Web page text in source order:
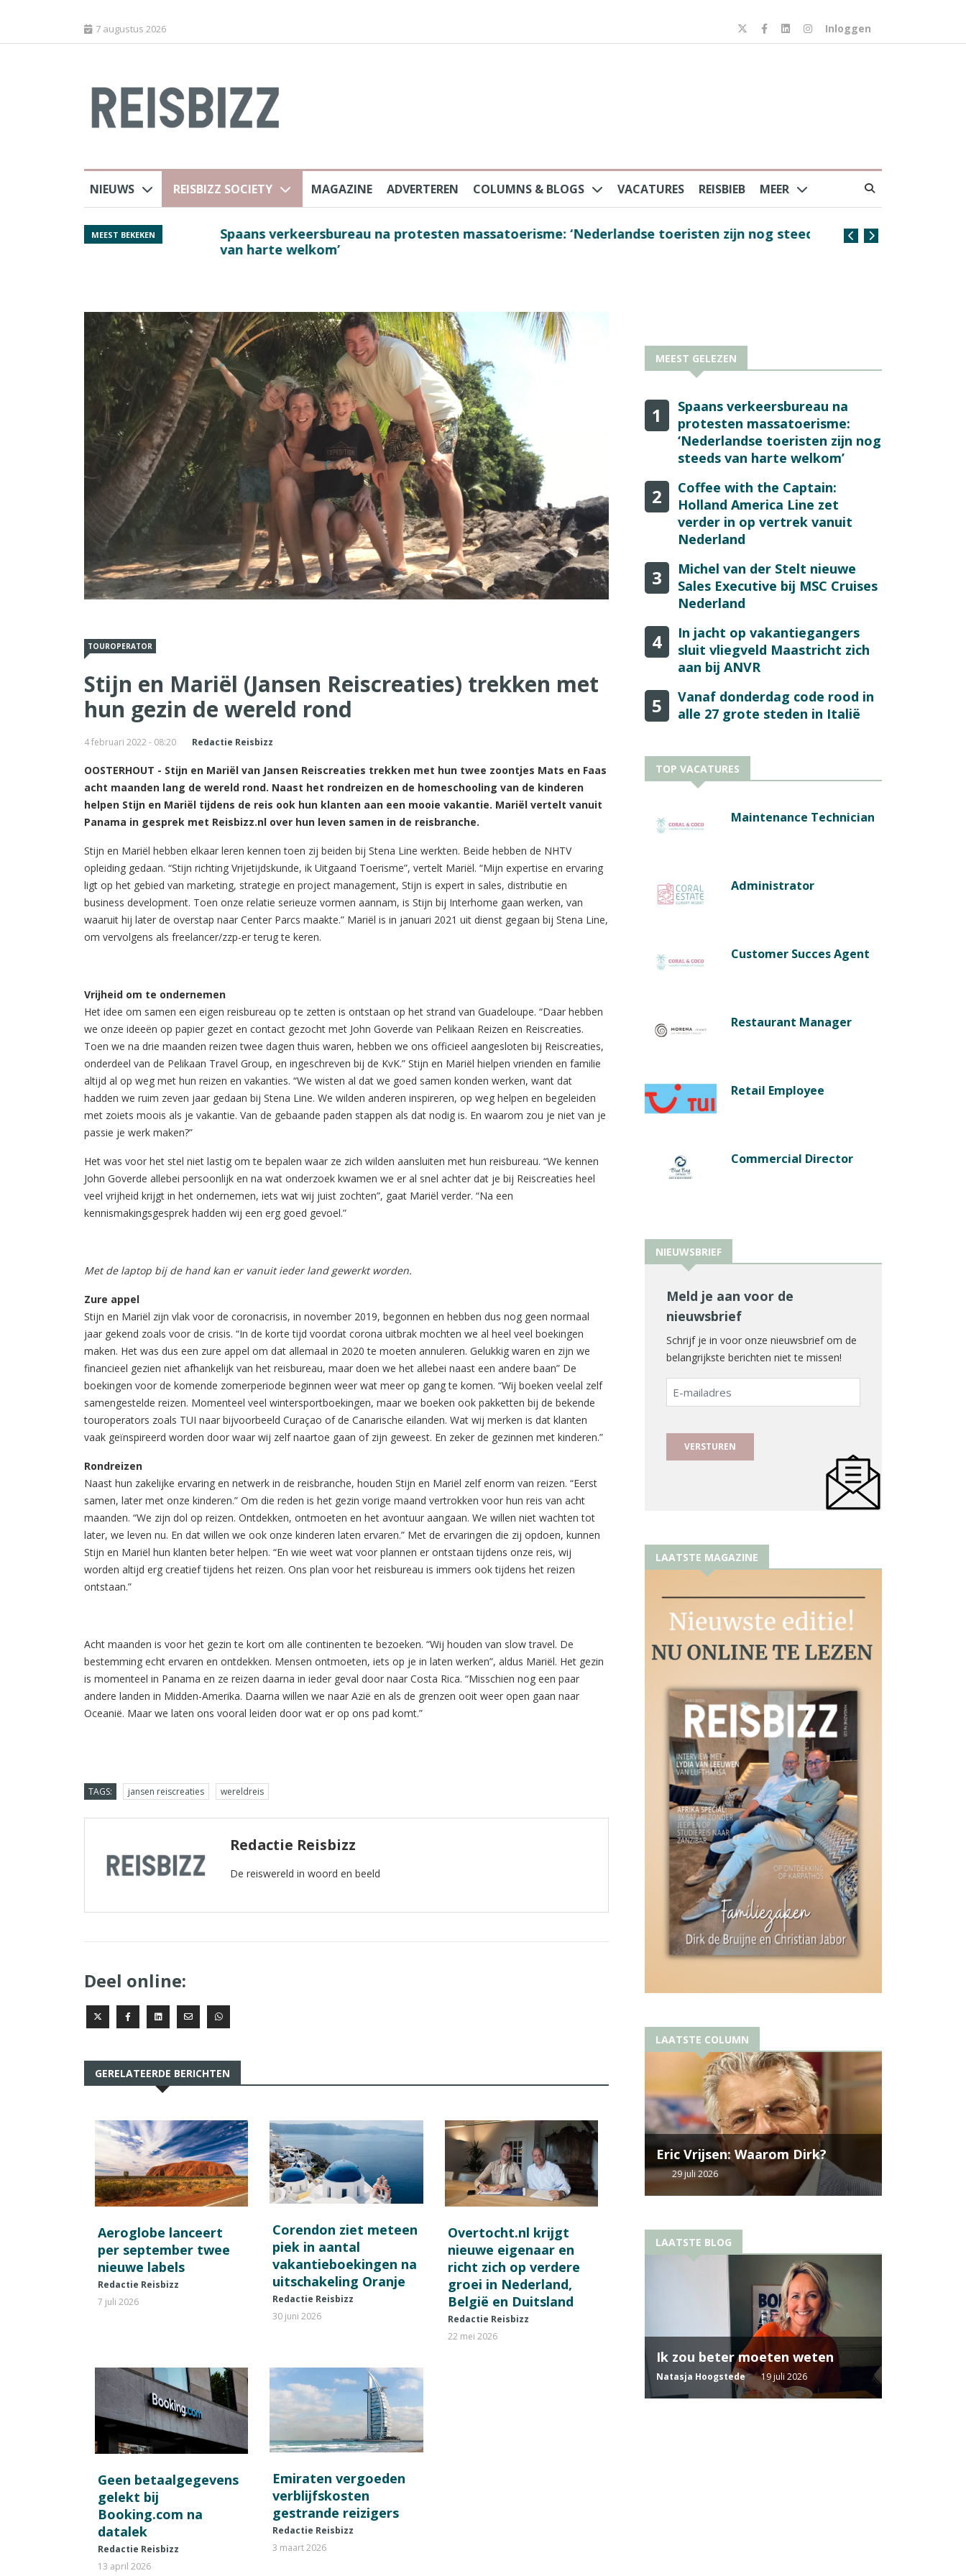
7 augustus 2026 Inloggen
NIEUWS REISBIZZ SOCIETY MAGAZINE ADVERTEREN COLUMNS & BLOGS VACATURES REISBIEB MEER
MEEST BEKEKEN
Spaans verkeersbureau na protesten massatoerisme: ‘Nederlandse toeristen zijn nog steeds
van harte welkom’
Coffee with the
TOUROPERATOR
Stijn en Mariël (Jansen Reiscreaties) trekken met
hun gezin de wereld rond
4 februari 2022 - 08:20 Redactie Reisbizz
OOSTERHOUT - Stijn en Mariël van Jansen Reiscreaties trekken met hun twee zoontjes Mats en Faas
acht maanden lang de wereld rond. Naast het rondreizen en de homeschooling van de kinderen
helpen Stijn en Mariël tijdens de reis ook hun klanten aan een mooie vakantie. Mariël vertelt vanuit
Panama in gesprek met Reisbizz.nl over hun leven samen in de reisbranche.
Stijn en Mariël hebben elkaar leren kennen toen zij beiden bij Stena Line werkten. Beide hebben de NHTV
opleiding gedaan. “Stijn richting Vrijetijdskunde, ik Uitgaand Toerisme”, vertelt Mariël. “Mijn expertise en ervaring
ligt op het gebied van marketing, strategie en project management, Stijn is expert in sales, distributie en
business development. Toen onze relatie serieuze vormen aannam, is Stijn bij Interhome gaan werken, van
waaruit hij later de overstap naar Center Parcs maakte.” Mariël is in januari 2021 uit dienst gegaan bij Stena Line,
om vervolgens als freelancer/zzp-er terug te keren.
Vrijheid om te ondernemen
Het idee om samen een eigen reisbureau op te zetten is ontstaan op het strand van Guadeloupe. “Daar hebben
we onze ideeën op papier gezet en contact gezocht met John Goverde van Pelikaan Reizen en Reiscreaties.
Toen we na drie maanden reizen twee dagen thuis waren, hebben we ons officieel aangesloten bij Reiscreaties,
onderdeel van de Pelikaan Travel Group, en ingeschreven bij de KvK.” Stijn en Mariël hielpen vrienden en familie
altijd al op weg met hun reizen en vakanties. “We wisten al dat we goed samen konden werken, want dat
hadden we ruim zeven jaar gedaan bij Stena Line. We wilden anderen inspireren, op weg helpen en begeleiden
met zoiets moois als je vakantie. Van de gebaande paden stappen als dat nodig is. En waarom zou je niet van je
passie je werk maken?”
Het was voor het stel niet lastig om te bepalen waar ze zich wilden aansluiten met hun reisbureau. “We kennen
John Goverde allebei persoonlijk en na wat onderzoek kwamen we er al snel achter dat je bij Reiscreaties heel
veel vrijheid krijgt in het ondernemen, iets wat wij juist zochten”, gaat Mariël verder. “Na een
kennismakingsgesprek hadden wij een erg goed gevoel.”
Met de laptop bij de hand kan er vanuit ieder land gewerkt worden.
Zure appel
Stijn en Mariël zijn vlak voor de coronacrisis, in november 2019, begonnen en hebben dus nog geen normaal
jaar gekend zoals voor de crisis. “In de korte tijd voordat corona uitbrak mochten we al heel veel boekingen
maken. Het was dus een zure appel om dat allemaal in 2020 te moeten annuleren. Gelukkig waren en zijn we
financieel gezien niet afhankelijk van het reisbureau, maar doen we het allebei naast een andere baan” De
boekingen voor de komende zomerperiode beginnen weer wat meer op gang te komen. “Wij boeken veelal zelf
samengestelde reizen. Momenteel veel wintersportboekingen, maar we boeken ook pakketten bij de bekende
touroperators zoals TUI naar bijvoorbeeld Curaçao of de Canarische eilanden. Wat wij merken is dat klanten
vaak geïnspireerd worden door waar wij zelf naartoe gaan of zijn geweest. En zeker de gezinnen met kinderen.”
Rondreizen
Naast hun zakelijke ervaring en netwerk in de reisbranche, houden Stijn en Mariël zelf enorm van reizen. “Eerst
samen, later met onze kinderen.” Om die reden is het gezin vorige maand vertrokken voor hun reis van acht
maanden. “We zijn dol op reizen. Ontdekken, ontmoeten en het avontuur aangaan. We willen niet wachten tot
later, we leven nu. En dat willen we ook onze kinderen laten ervaren.” Met de ervaringen die zij opdoen, kunnen
Stijn en Mariël hun klanten beter helpen. “En wie weet wat voor plannen er ontstaan tijdens onze reis, wij
worden altijd erg creatief tijdens het reizen. Ons plan voor het reisbureau is immers ook tijdens het reizen
ontstaan.”
Acht maanden is voor het gezin te kort om alle continenten te bezoeken. “Wij houden van slow travel. De
bestemming echt ervaren en ontdekken. Mensen ontmoeten, iets op je in laten werken”, aldus Mariël. Het gezin
is momenteel in Panama en ze reizen daarna in ieder geval door naar Costa Rica. “Misschien nog een paar
andere landen in Midden-Amerika. Daarna willen we naar Azië en als de grenzen ooit weer open gaan naar
Oceanië. Maar we laten ons vooral leiden door wat er op ons pad komt.”
TAGS: jansen reiscreaties wereldreis
Redactie Reisbizz
De reiswereld in woord en beeld
Deel online:
GERELATEERDE BERICHTEN
Aeroglobe lanceert
per september twee
nieuwe labels
Redactie Reisbizz
7 juli 2026
Corendon ziet meteen
piek in aantal
vakantieboekingen na
uitschakeling Oranje
Redactie Reisbizz
30 juni 2026
Overtocht.nl krijgt
nieuwe eigenaar en
richt zich op verdere
groei in Nederland,
België en Duitsland
Redactie Reisbizz
22 mei 2026
Geen betaalgegevens
gelekt bij
Booking.com na
datalek
Redactie Reisbizz
13 april 2026
Emiraten vergoeden
verblijfskosten
gestrande reizigers
Redactie Reisbizz
3 maart 2026
MEEST GELEZEN
1
Spaans verkeersbureau na
protesten massatoerisme:
‘Nederlandse toeristen zijn nog
steeds van harte welkom’
2
Coffee with the Captain:
Holland America Line zet
verder in op vertrek vanuit
Nederland
3
Michel van der Stelt nieuwe
Sales Executive bij MSC Cruises
Nederland
4
In jacht op vakantiegangers
sluit vliegveld Maastricht zich
aan bij ANVR
5
Vanaf donderdag code rood in
alle 27 grote steden in Italië
TOP VACATURES
Maintenance Technician
Administrator
Customer Succes Agent
Restaurant Manager
Retail Employee
Commercial Director
NIEUWSBRIEF
Meld je aan voor de
nieuwsbrief
Schrijf je in voor onze nieuwsbrief om de
belangrijkste berichten niet te missen!
E-
mailadres
LAATSTE MAGAZINE
LAATSTE COLUMN
Eric Vrijsen: Waarom Dirk?
29 juli 2026
LAATSTE BLOG
Ik zou beter moeten weten
Natasja Hoogstede 19 juli 2026